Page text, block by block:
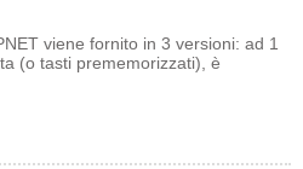
viene fornito in 3 versioni: ad 1
(o tasti prememorizzati), è